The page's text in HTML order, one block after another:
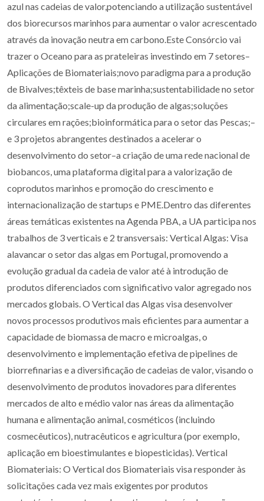
azul nas cadeias de valor,potenciando a utilização sustentável
dos biorecursos marinhos para aumentar o valor acrescentado
através da inovação neutra em carbono.Este Consórcio vai
trazer o Oceano para as prateleiras investindo em 7 setores–
Aplicações de Biomateriais;novo paradigma para a produção
de Bivalves;têxteis de base marinha;sustentabilidade no setor
da alimentação;scale-up da produção de algas;soluções
circulares em rações;bioinformática para o setor das Pescas;–
e 3 projetos abrangentes destinados a acelerar o
desenvolvimento do setor–a criação de uma rede nacional de
biobancos, uma plataforma digital para a valorização de
coprodutos marinhos e promoção do crescimento e
internacionalização de startups e PME.Dentro das diferentes
áreas temáticas existentes na Agenda PBA, a UA participa nos
trabalhos de 3 verticais e 2 transversais: Vertical Algas: Visa
alavancar o setor das algas em Portugal, promovendo a
evolução gradual da cadeia de valor até à introdução de
produtos diferenciados com significativo valor agregado nos
mercados globais. O Vertical das Algas visa desenvolver
novos processos produtivos mais eficientes para aumentar a
capacidade de biomassa de macro e microalgas, o
desenvolvimento e implementação efetiva de pipelines de
biorrefinarias e a diversificação de cadeias de valor, visando o
desenvolvimento de produtos inovadores para diferentes
mercados de alto e médio valor nas áreas da alimentação
humana e alimentação animal, cosméticos (incluindo
cosmecêuticos), nutracêuticos e agricultura (por exemplo,
aplicação em bioestimulantes e biopesticidas). Vertical
Biomateriais: O Vertical dos Biomateriais visa responder às
solicitações cada vez mais exigentes por produtos